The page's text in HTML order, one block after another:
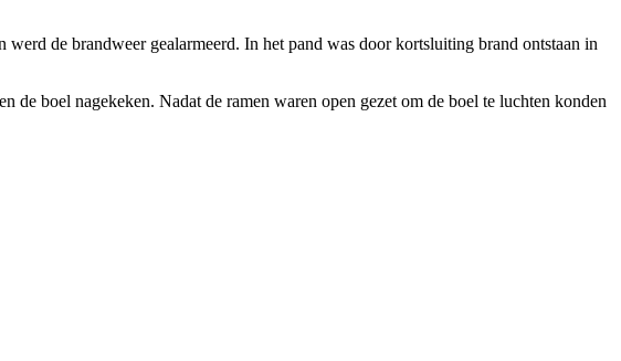
de brandweer gealarmeerd. In het pand was door kortsluiting brand ontstaan in
boel nagekeken. Nadat de ramen waren open gezet om de boel te luchten konden